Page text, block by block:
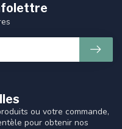
ou votre commande,
pour obtenir nos